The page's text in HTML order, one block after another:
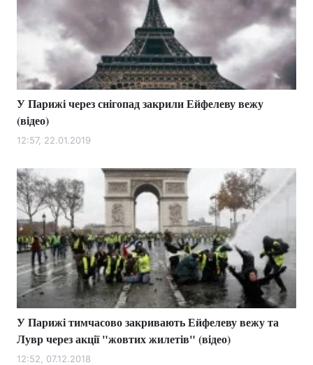
У Парижі через снігопад закрили Ейфелеву вежу
(відео)
12:57, 22.01.2019
У Парижі тимчасово закривають Ейфелеву вежу та
Лувр через акції "жовтих жилетів" (відео)
12:52, 07.12.2018